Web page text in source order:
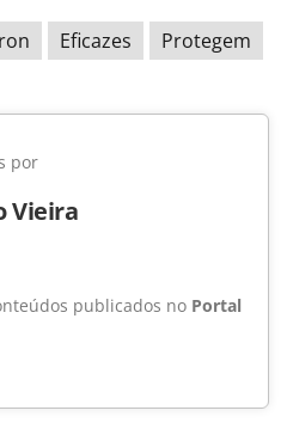
Eficazes Protegem
por
Vieira
publicados no Portal